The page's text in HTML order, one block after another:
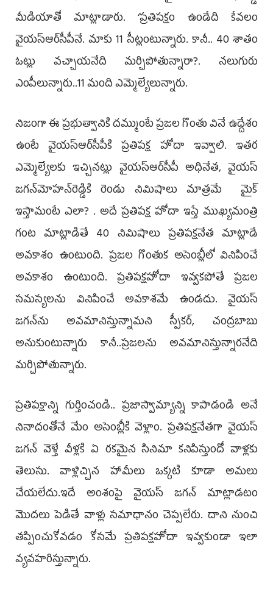
మీడియాతో మాట్లాడారు. ‘ప్రతిపక్షం ఉండేది కేవలం
వైయ‌స్ఆర్‌సీపీనే. మాకు 11 సీట్లంటున్నారు. కానీ.. 40 శాతం
ఓట్లు వచ్చాయనేది మర్చిపోతున్నారా?. నలుగురు
ఎంపీలున్నారు..11 మంది ఎమ్మెల్యేలున్నారు.
నిజంగా ఈ ప్రభుత్వానికి దమ్ముంటే ప్రజల గొంతు వినే ఉద్దేశం
ఉంటే వైయ‌స్ఆర్‌సీపీకి ప్రతిపక్ష హోదా ఇవ్వాలి. ఇతర
ఎమ్మెల్యేలకు ఇచ్చినట్లు వైయ‌స్ఆర్‌సీపీ అధినేత, వైయ‌స్‌
జగన్‌మోహన్‌రెడ్డికి రెండు నిమిషాలు మాత్రమే మైక్‌
ఇస్తామంటే ఎలా? . అదే ప్రతిపక్ష హోదా ఇస్తే ముఖ్యమంత్రి
గంట మాట్లాడితే 40 నిమిషాలు ప్రతిపక్షనేత మాట్లాడే
అవకాశం ఉంటుంది. ప్రజల గొంతుక అసెంబ్లీలో వినిపించే
అవకాశం ఉంటుంది. ప్రతిపక్షహోదా ఇవ్వకపోతే ప్రజల
సమస్యలను వినిపించే అవకాశమే ఉండదు. వైయ‌స్‌
జగన్‌ను అవమానిస్తున్నామని స్పీకర్, చంద్రబాబు
అనుకుంటున్నారు కానీ..ప్రజలను అవమానిస్తున్నారనేది
మర్చిపోతున్నారు.
ప్రతిపక్షాన్ని గుర్తించండి.. ప్రజాస్వామ్యాన్ని కాపాడండి అనే
నినాదంతోనే మేం అసెంబ్లీకి వెళ్లాం. ప్రతిపక్షనేతగా వైయ‌స్
జగన్‌ వెళ్తే వీళ్లకి ఏ రకమైన సినిమా కనిపిస్తుందో వాళ్లకు
తెలుసు. వాళ్లిచ్చిన హామీలు ఒక్కటి కూడా అమలు
చేయలేదు.ఇదే అంశంపై వైయ‌స్‌ జగన్‌ మాట్లాడటం
మొదలు పెడితే వాళ్లు సమాధానం చెప్పలేరు. దాని నుంచి
తప్పించుకోవడం కోసమే ప్రతిపక్షహోదా ఇవ్వకుండా ఇలా
వ్యవహరిస్తున్నారు.